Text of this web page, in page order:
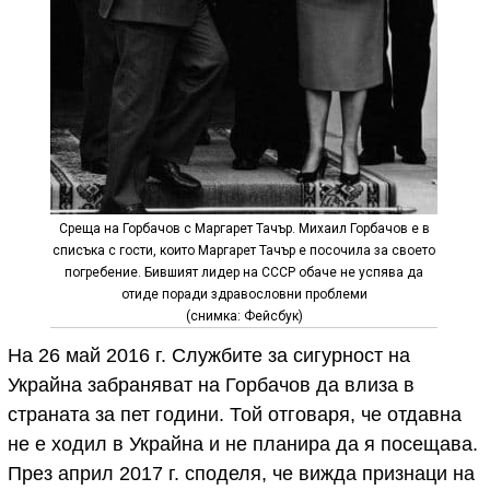
Среща на Горбачов с Маргарет Тачър. Михаил Горбачов е в
списъка с гости, които Маргарет Тачър е посочила за своето
погребение. Бившият лидер на СССР обаче не успява да
отиде поради здравословни проблеми
(снимка: Фейсбук)
На 26 май 2016 г. Службите за сигурност на
Украйна забраняват на Горбачов да влиза в
страната за пет години. Той отговаря, че отдавна
не е ходил в Украйна и не планира да я посещава.
През април 2017 г. споделя, че вижда признаци на